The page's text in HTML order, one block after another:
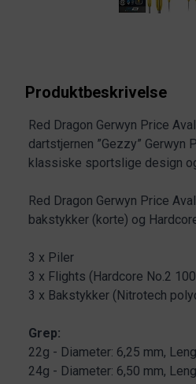
Produktbeskrivelse
Red Dragon Gerwyn Price
dartstjernen ”Gezzy” Gerwyn
klassiske sportslige design
Red Dragon Gerwyn Price
bakstykker (korte) og
3 x Piler
3 x Flights (Hardcore No.2
3 x Bakstykker (Nitrotech
Grep:
22g - Diameter: 6,25 mm,
24g - Diameter: 6,50 mm,